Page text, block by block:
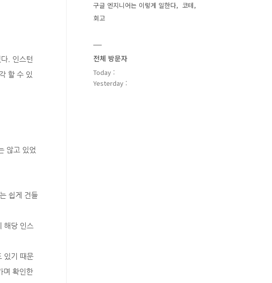
. 인스턴
할 수 있
않고 있었
쉽게 건들
해당 인스
있기 때문
며 확인한
구글 엔지니어는 이렇게 일한다
코테
회고
전체 방문자
Today :
Yesterday :